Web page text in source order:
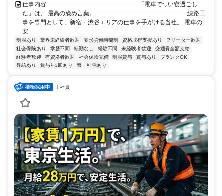
仕事内容 ━━━━━━━━━━━━━━━ 「電車でつい寝過ごし
た」は、 最高の褒め言葉。 ━━━━━━━━━━━━━━━ 線路工
事を専門として、新宿・渋谷エリアの仕事を手がける当社。 電車の
安...
制服あり 業界未経験者歓迎 変形労働時間制 資格取得支援あり
フリーター歓迎
社会保険あり
学歴不問 転勤なし 経験不問 未経験者歓迎
交通費全額支給
経験者歓迎
有資格者歓迎 社会保険完備 制服貸与 賞与あり
ブランクOK
昇給あり
賞与年2回あり 寮・社宅あり
正社員